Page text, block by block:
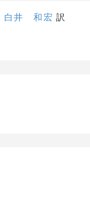
白井 和宏 訳